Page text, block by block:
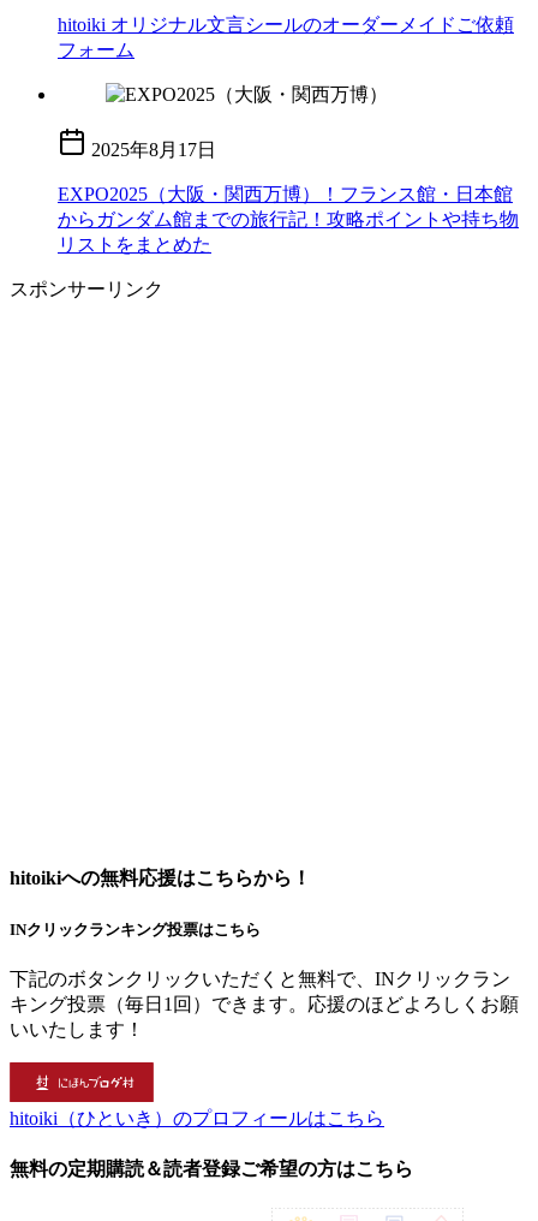
hitoiki オリジナル文言シールのオーダーメイドご依頼
フォーム
2025年8月17日
EXPO2025（大阪・関西万博）！フランス館・日本館
からガンダム館までの旅行記！攻略ポイントや持ち物
リストをまとめた
スポンサーリンク
hitoikiへの無料応援はこちらから！
INクリックランキング投票はこちら
下記のボタンクリックいただくと無料で、INクリックラン
キング投票（毎日1回）できます。応援のほどよろしくお願
いいたします！
hitoiki（ひといき）のプロフィールはこちら
無料の定期購読＆読者登録ご希望の方はこちら